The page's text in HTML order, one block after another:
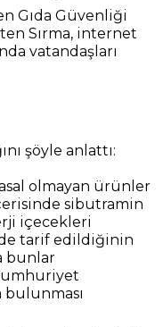
Gıda Güvenliği
Sırma, internet
vatandaşları
şöyle anlattı:
olmayan ürünler
sibutramin
içecekleri
tarif edildiğinin
bunlar
bulunması